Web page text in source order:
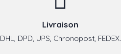
Livraison
DHL, DPD, UPS, Chronopost, FEDEX.